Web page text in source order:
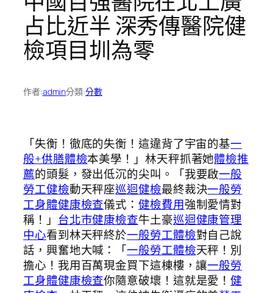
占比近半 深秀傳醫院健
檢項目圳為零
作者:admin分類:分數
「失衡！徹底的失衡！這違背了宇宙的基一
般+供膳體檢本美學！」林天秤抓著她體檢推
薦的頭髮，發出低沉的尖叫。「我要啟一般
勞工健檢動天秤座巡迴健檢最終裁決一般勞
工身體健康檢查儀式：健檢費用強制愛情對
稱！」 台北巿健康檢查牛土豪巡迴健康管理
中心看到林天秤終於一般勞工體檢對自己說
話，興奮地大喊：「一般勞工體檢天秤！別
擔心！我用百萬現金買下這棟樓，讓一般勞
工身體健康檢查你隨意破壞！這就是愛！健